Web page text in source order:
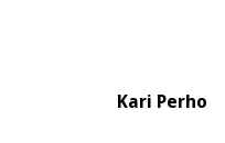
Kari Perho